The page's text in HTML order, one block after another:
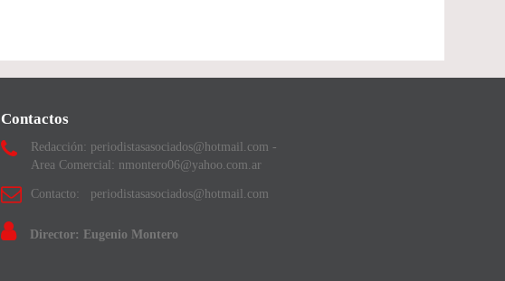
Contactos
Redacción: periodistasasociados@hotmail.com -
Area Comercial: nmontero06@yahoo.com.ar
Contacto: periodistasasociados@hotmail.com
Director: Eugenio Montero